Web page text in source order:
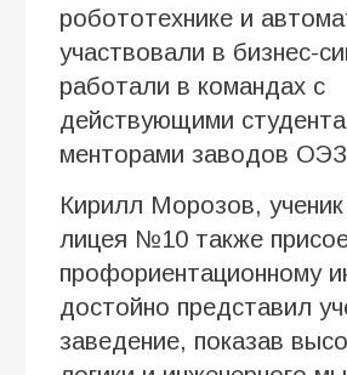
робототехнике и
участвовали в бизнес-
работали в командах с
действующими
менторами заводов
Кирилл Морозов, ученик
лицея №10 также
профориентационному
достойно представил
заведение, показав